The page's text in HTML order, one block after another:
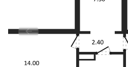
Прокрутить влево